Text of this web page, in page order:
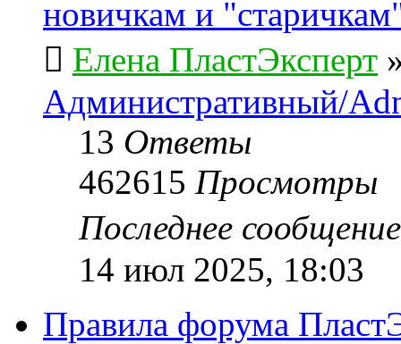
новичкам и
Елена ПластЭксперт
Административный/
13 Ответы
462615 Просмотры
Последнее
14 июл 2025, 18:03
Правила форума